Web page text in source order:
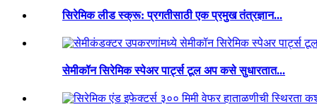
सिरेमिक लीड स्क्रू: प्रगतीसाठी एक प्रमुख तंत्रज्ञान...
सेमीकॉन सिरेमिक स्पेअर पार्ट्स टूल अप कसे सुधारतात...